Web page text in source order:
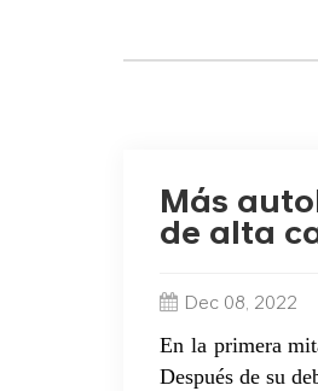
Más
de alta
Dec 08, 2022
En la primera
Después de su